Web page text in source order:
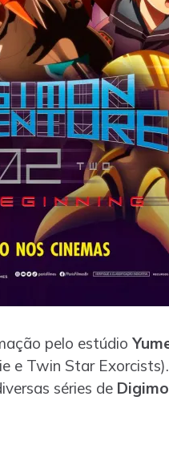
pelo estúdio
e Twin Star
séries de